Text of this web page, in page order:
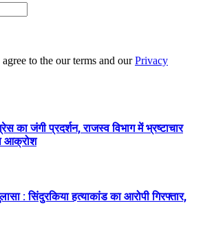
to the our terms and ourPrivacy
का जंगी प्रदर्शन, राजस्व विभाग में भ्रष्टाचार
आक्रोश
: सिंदुरकिया हत्याकांड का आरोपी गिरफ्तार,